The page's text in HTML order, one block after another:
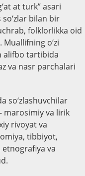
at turk” asari
bilan bir
folklorlikka oid
o‘zi
alifbo tartibida
va nasr parchalari
so‘zlashuvchilar
marosimiy va lirik
rivoyat va
tibbiyot,
etnografiya va